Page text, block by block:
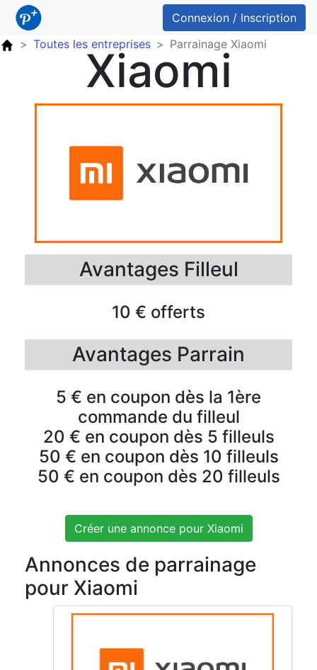
Connexion / Inscription
Toutes les entreprises
Parrainage Xiaomi
Xiaomi
Avantages Filleul
10 € offerts
Avantages Parrain
5 € en coupon dès la 1ère
commande du filleul
20 € en coupon dès 5 filleuls
50 € en coupon dès 10 filleuls
50 € en coupon dès 20 filleuls
Créer une annonce pour Xiaomi
Annonces de parrainage
pour Xiaomi